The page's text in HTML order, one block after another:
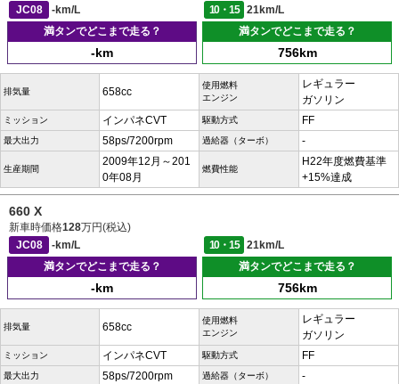
JC08
-km/L 10・15
21km/L
満タンでどこまで走る？
-km
満タンでどこまで走る？
756km
排気量 658cc
使用燃料
エンジン
レギュラー
ガソリン
ミッション インパネCVT 駆動方式 FF
最大出力 58ps/7200rpm 過給器（ターボ） -
生産期間
2009年12月～201
0年08月
燃費性能
H22年度燃費基準
+15%達成
660 X
新車時価格128万円(税込)
JC08
-km/L 10・15
21km/L
満タンでどこまで走る？
-km
満タンでどこまで走る？
756km
排気量 658cc
使用燃料
エンジン
レギュラー
ガソリン
ミッション インパネCVT 駆動方式 FF
最大出力 58ps/7200rpm 過給器（ターボ） -